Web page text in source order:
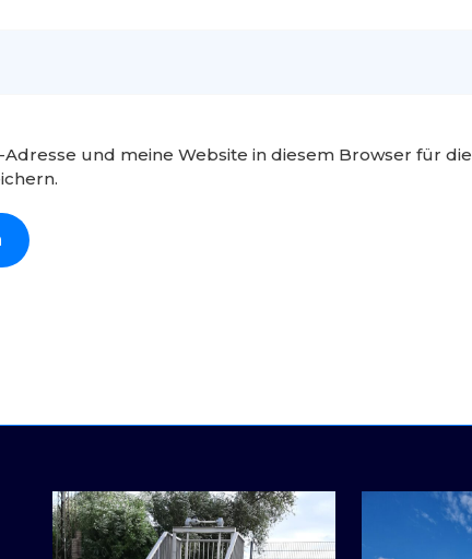
Adresse und meine Website in diesem Browser für die